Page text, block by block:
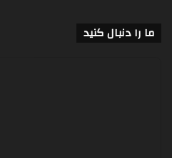
ما را دنبال کنید